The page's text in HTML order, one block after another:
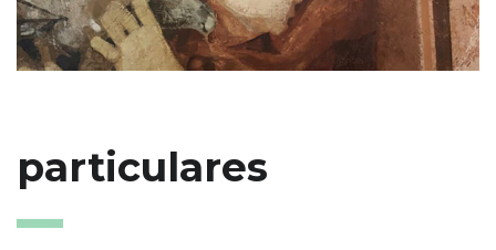
particulares